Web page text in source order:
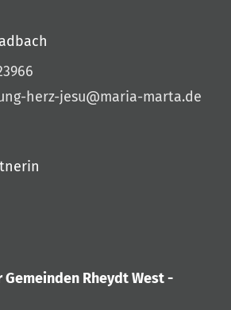
herz-jesu@maria-marta.de
Rheydt West -